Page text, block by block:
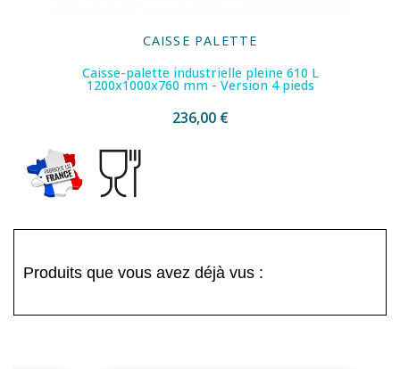
CAISSE PALETTE
Caisse-palette industrielle pleine 610 L
1200x1000x760 mm - Version 4 pieds
236,00 €
Produits que vous avez déjà vus :